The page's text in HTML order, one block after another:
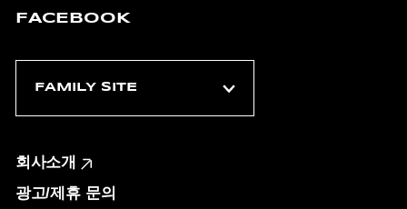
FACEBOOK
회사소개
광고/제휴 문의